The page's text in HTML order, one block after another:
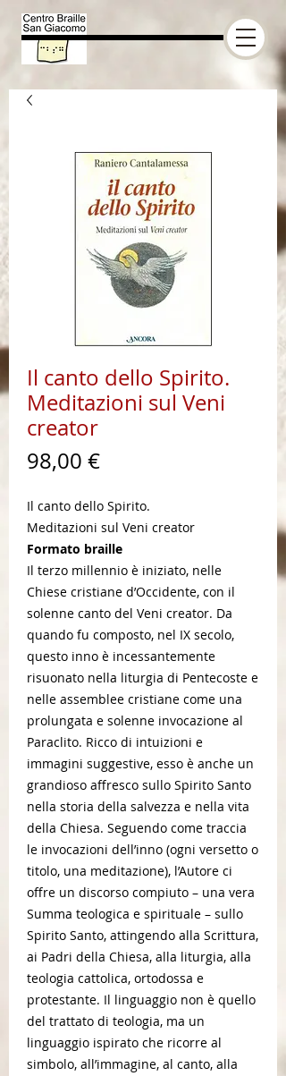
Il canto dello Spirito.
Meditazioni sul Veni
creator
98,00 €Prezzo
Il canto dello Spirito.
Meditazioni sul Veni creator
Formato braille
Il terzo millennio è iniziato, nelle
Chiese cristiane d’Occidente, con il
solenne canto del Veni creator. Da
quando fu composto, nel IX secolo,
questo inno è incessantemente
risuonato nella liturgia di Pentecoste e
nelle assemblee cristiane come una
prolungata e solenne invocazione al
Paraclito. Ricco di intuizioni e
immagini suggestive, esso è anche un
grandioso affresco sullo Spirito Santo
nella storia della salvezza e nella vita
della Chiesa. Seguendo come traccia
le invocazioni dell’inno (ogni versetto o
titolo, una meditazione), l’Autore ci
offre un discorso compiuto – una vera
Summa teologica e spirituale – sullo
Spirito Santo, attingendo alla Scrittura,
ai Padri della Chiesa, alla liturgia, alla
teologia cattolica, ortodossa e
protestante. Il linguaggio non è quello
del trattato di teologia, ma un
linguaggio ispirato che ricorre al
simbolo, all’immagine, al canto, alla